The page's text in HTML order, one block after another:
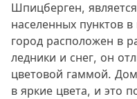
Шпицберген,
населенных пунктов
город расположен в
ледники и снег, он
цветовой гаммой.
в яркие цвета, и это